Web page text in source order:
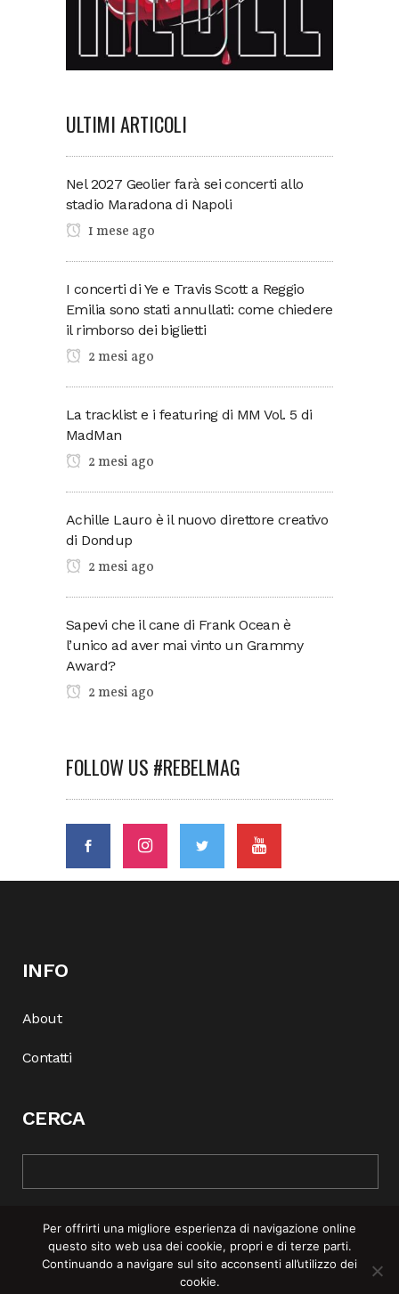
ULTIMI ARTICOLI
Nel 2027 Geolier farà sei concerti allo
stadio Maradona di Napoli
1 mese ago
I concerti di Ye e Travis Scott a Reggio
Emilia sono stati annullati: come chiedere
il rimborso dei biglietti
2 mesi ago
La tracklist e i featuring di MM Vol. 5 di
MadMan
2 mesi ago
Achille Lauro è il nuovo direttore creativo
di Dondup
2 mesi ago
Sapevi che il cane di Frank Ocean è
l’unico ad aver mai vinto un Grammy
Award?
2 mesi ago
FOLLOW US #REBELMAG
INFO
About
Contatti
CERCA
© COPYRIGHT 2025 | REBEL MAG —
Per offrirti una migliore esperienza di navigazione online
questo sito web usa dei cookie, propri e di terze parti.
Continuando a navigare sul sito acconsenti all’utilizzo dei
cookie.